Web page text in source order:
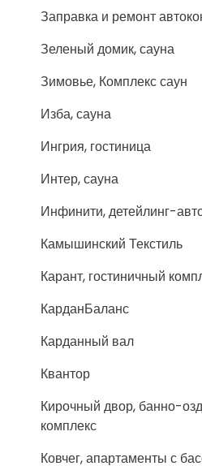
Заправка и ремонт
Зеленый домик, сауна
Зимовье, Комплекс саун
Изба, сауна
Ингрия, гостиница
Интер, сауна
Инфинити, детейлинг-
Камышинский Текстиль
Карант, гостиничный
КарданБаланс
Карданный вал
Квантор
Кирочный двор, банно-
комплекс
Ковчег, апартаменты с